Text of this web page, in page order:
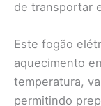
de transportar
Este fogão
aquecimento
temperatura,
permitindo